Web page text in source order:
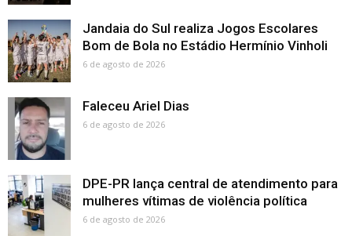
Jandaia do Sul realiza Jogos Escolares
Bom de Bola no Estádio Hermínio Vinholi
6 de agosto de 2026
Faleceu Ariel Dias
6 de agosto de 2026
DPE-PR lança central de atendimento para
mulheres vítimas de violência política
6 de agosto de 2026